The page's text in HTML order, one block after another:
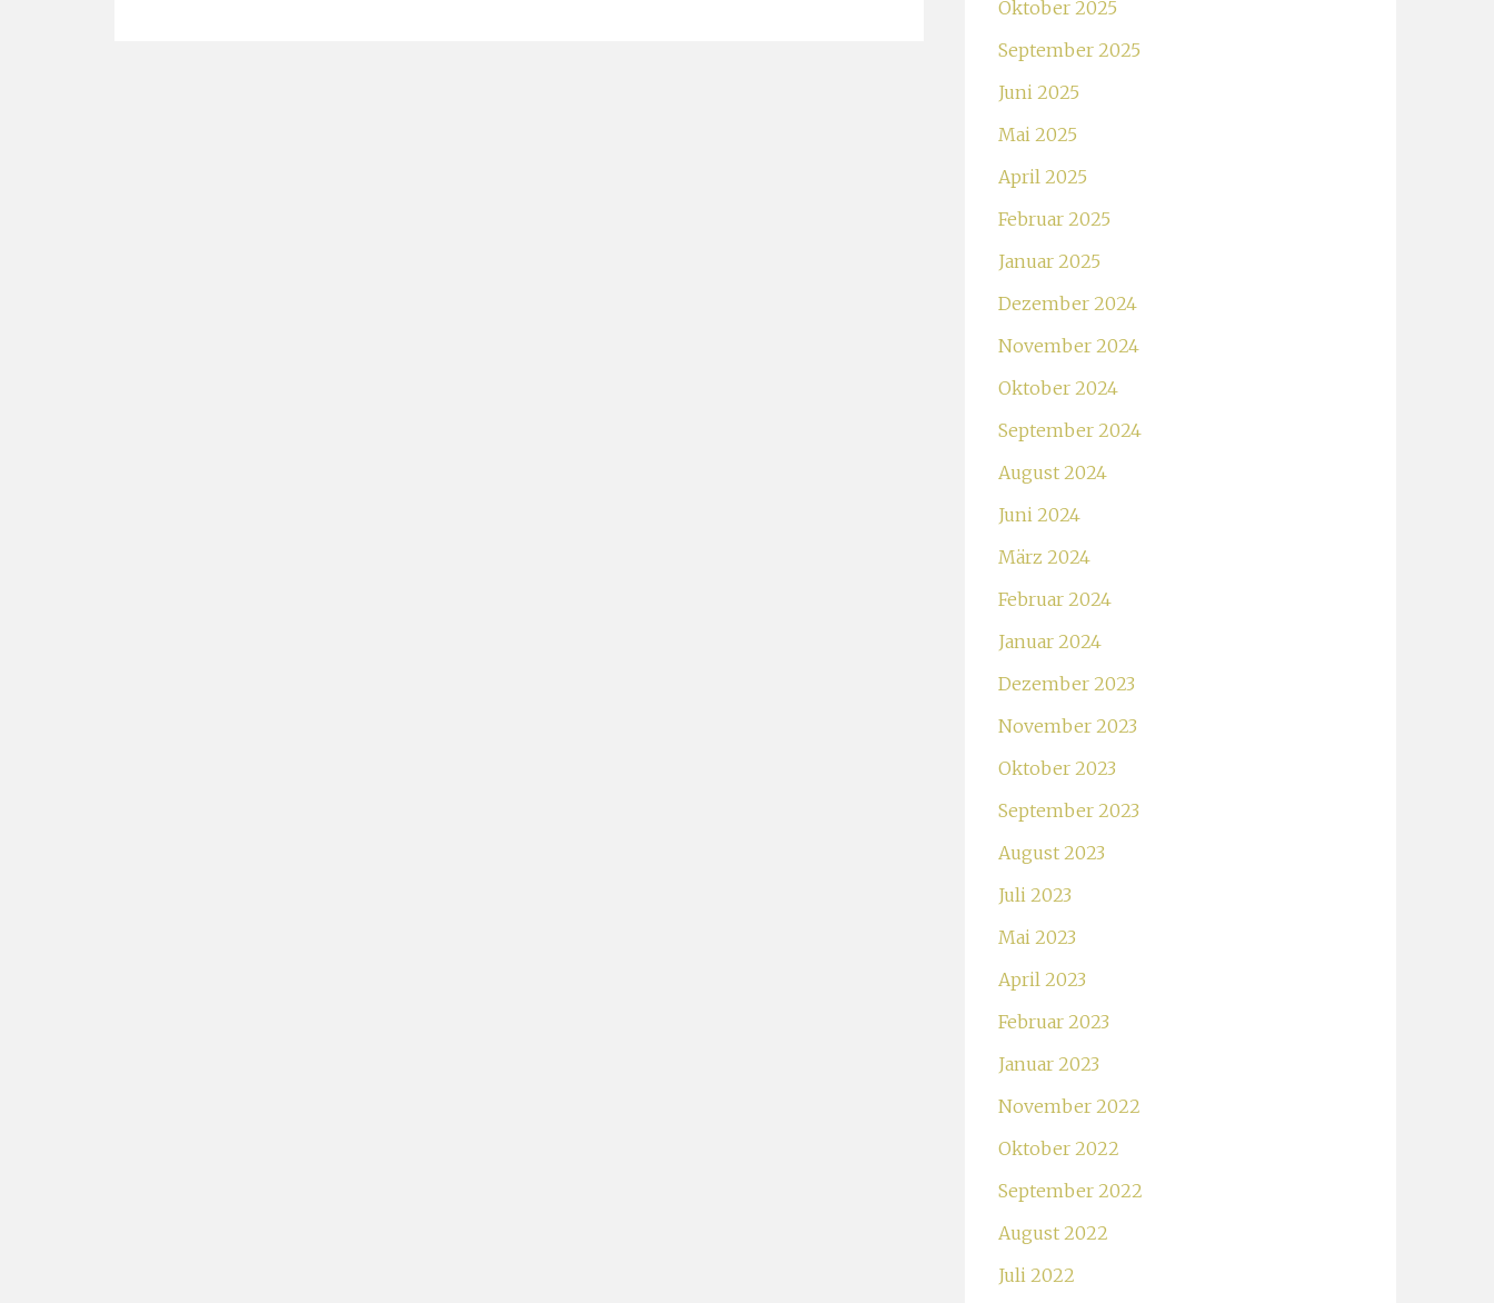
Oktober 2025
September 2025
Juni 2025
Mai 2025
April 2025
Februar 2025
Januar 2025
Dezember 2024
November 2024
Oktober 2024
September 2024
August 2024
Juni 2024
März 2024
Februar 2024
Januar 2024
Dezember 2023
November 2023
Oktober 2023
September 2023
August 2023
Juli 2023
Mai 2023
April 2023
Februar 2023
Januar 2023
November 2022
Oktober 2022
September 2022
August 2022
Juli 2022